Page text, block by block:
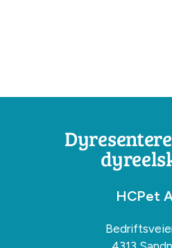
HCPet